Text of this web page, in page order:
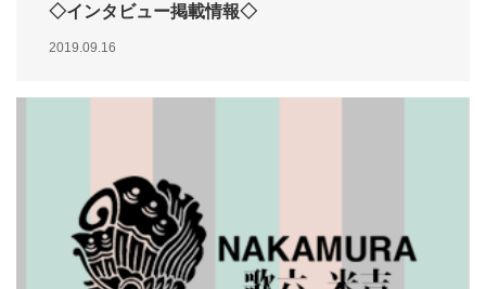
◇インタビュー掲載情報◇
2019.09.16